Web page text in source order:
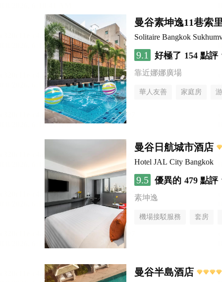
曼谷素坤逸11巷索
Solitaire Bangkok
9.1 好極了 154 點評
靠近娜娜廣場
華人友善 家庭房
曼谷日航城市酒店
Hotel JAL City Bangkok
9.5 優異的 479 點評
素坤逸
機場接駁服務 套房
曼谷半島酒店